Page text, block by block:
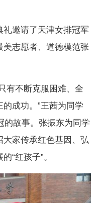
邀请了天津女排冠军
志愿者、道德模范张
有不断克服困难、全
成功。”王茜为同学
的故事。张振东为同学
家传承红色基因、弘
“红孩子”。